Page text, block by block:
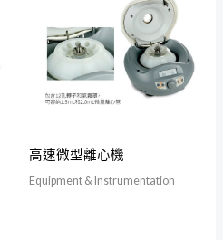
高速微型離心機
Equipment & Instrumentation